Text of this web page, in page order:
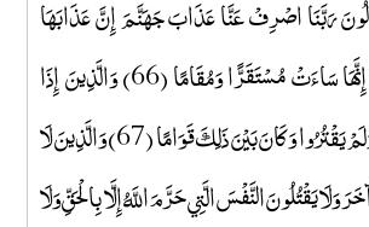
رَبَّنَا اصْرِفْ عَنَّا عَذَابَ جَهَنَّمَ إِنَّ عَذَابَهَا
كَانَ غَرَامًا (65) إِنَّهَا سَاءَتْ مُسْتَقَرًّا وَمُقَامًا (66) وَالَّذِينَ إِذَا
أَنْفَقُوا لَمْ يُسْرِفُوا وَلَمْ يَقْتُرُوا وَكَانَ بَيْنَ ذَلِكَ قَوَامًا (67) وَالَّذِينَ لَا
وَلَا يَقْتُلُونَ النَّفْسَ الَّتِي حَرَّمَ اللَّهُ إِلَّا بِالْحَقِّ وَلَا